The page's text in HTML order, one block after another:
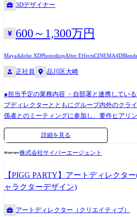
プロジェクトに参画して頂き、1つの会社だけ
3Dデザイナー
600～1,300万円
MayaAdobe XDPhotoshopAfter EffectsCINEMA4D
正社員 品川区大崎
●担当予定の業務内容 ・自部署と連携してい
ブディレクターとともにグループ内外のクラ
係者とのミーティングに参加し、要件ヒアリ
プレゼンテーションを行う ・そのクリエイテ
のエンジニアと連携し、アイデア創出のため
ターからのフィードバックを反映し、スケッ
する ・プロトタイピングが必要な場合、必要
準備し、自部署のエンジニアへ提供する ・ク
ジション 現在、チーム(課)は10名程度ですが
詳細を見る
株式会社サイバーエージェント
【PIGG PARTY】アートディレクタ
ャラクターデザイン)
アートディレクター（クリエイティブ）